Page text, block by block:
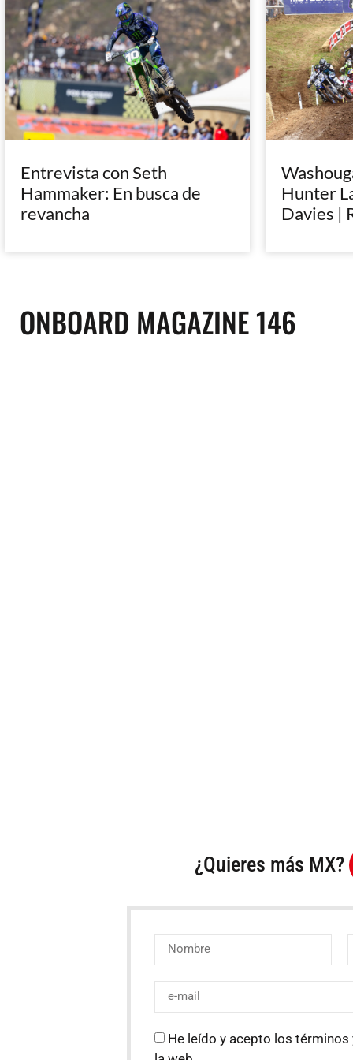
Entrevista con Seth
Hammaker: En busca de
revancha
Hunter
Davies |
ONBOARD MAGAZINE 146
¿Quieres más MX?
He leído y acepto los